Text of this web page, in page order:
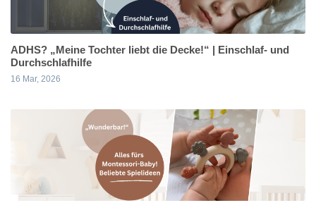
ADHS? „Meine Tochter liebt die Decke!“ | Einschlaf- und
Durchschlafhilfe
16 Mar, 2026